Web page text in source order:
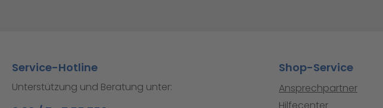
Service-Hotline
Unterstützung und Beratung unter:
Shop-Service
Ansprechpartner